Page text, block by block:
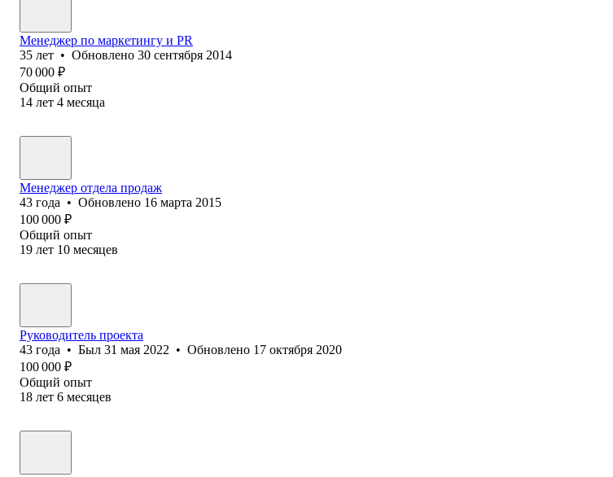
Менеджер по маркетингу и PR
35 лет • Обновлено 30 сентября 2014
70 000 ₽
Общий опыт
14 лет 4 месяца
Менеджер отдела продаж
43 года • Обновлено 16 марта 2015
100 000 ₽
Общий опыт
19 лет 10 месяцев
Руководитель проекта
43 года • Был 31 мая 2022 • Обновлено 17 октября 2020
100 000 ₽
Общий опыт
18 лет 6 месяцев